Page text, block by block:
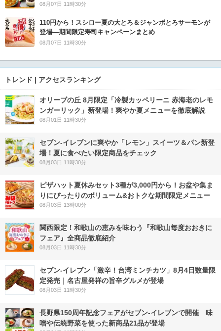
08月07日 11時30分
110円から！スシロー夏の大とろ＆ジャンボとろサーモンが
登場―期間限定寿司キャンペーンまとめ
08月07日 11時30分
トレンド | アクセスランキング
オリーブの丘 8月限定「冷製カッペリーニ 赤海老のレモ
ンガーリック」新登場！爽やか夏メニューを徹底解説
08月01日 11時30分
セブン‐イレブンに爽やか「レモン」スイーツ＆パン新登
場！夏に食べたい限定商品をチェック
08月03日 11時30分
ピザハット夏休みセット3種が3,000円から！お盆や集ま
りにぴったりのボリューム&おトクな期間限定メニュー
08月03日 13時00分
関西限定！和歌山の恵みを味わう『和歌山毎度おおきに
フェア』全商品徹底紹介
08月03日 11時30分
セブン-イレブン「激辛！台湾ミンチカツ」8月4日数量限
定発売｜名古屋発祥の旨辛グルメが登場
08月03日 11時30分
長野県150周年記念フェアがセブン-イレブンで開催 味
噌や伝統野菜を使った新商品21品が登場